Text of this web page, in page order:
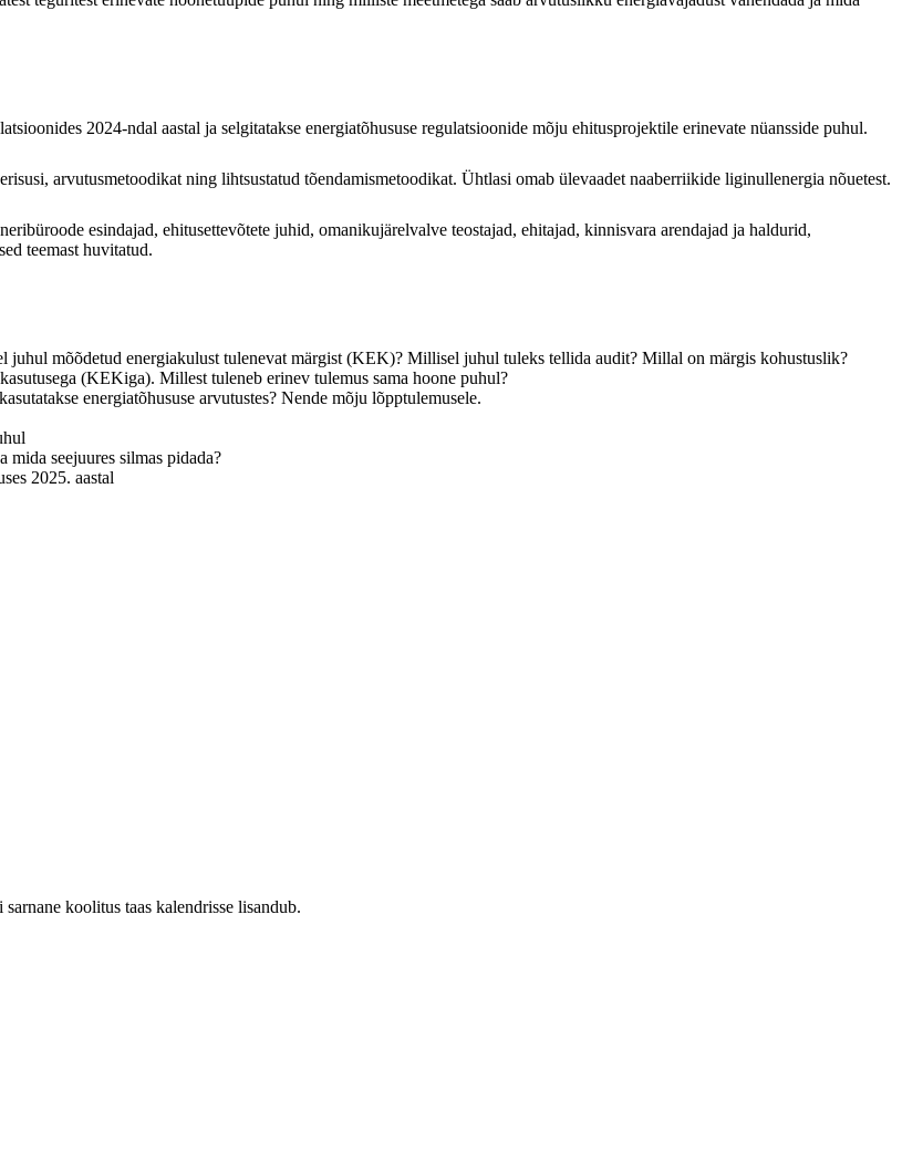
2024-ndal aastal ja selgitatakse energiatõhususe regulatsioonide mõju ehitusprojektile erinevate nüansside puhul.
arvutusmetoodikat ning lihtsustatud tõendamismetoodikat. Ühtlasi omab ülevaadet naaberriikide liginullenergia nõuetest.
esindajad, ehitusettevõtete juhid, omanikujärelvalve teostajad, ehitajad, kinnisvara arendajad ja haldurid,
teemast huvitatud.
mõõdetud energiakulust tulenevat märgist (KEK)? Millisel juhul tuleks tellida audit? Millal on märgis kohustuslik?
(KEKiga). Millest tuleneb erinev tulemus sama hoone puhul?
energiatõhususe arvutustes? Nende mõju lõpptulemusele.
mida seejuures silmas pidada?
2025. aastal
koolitus taas kalendrisse lisandub.